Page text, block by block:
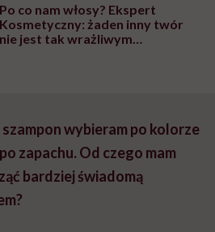
Po co nam włosy? Ekspert
Kosmetyczny: żaden inny twór
nie jest tak wrażliwym
wybieram po kolorze
zapachu. Od czego mam
bardziej świadomą